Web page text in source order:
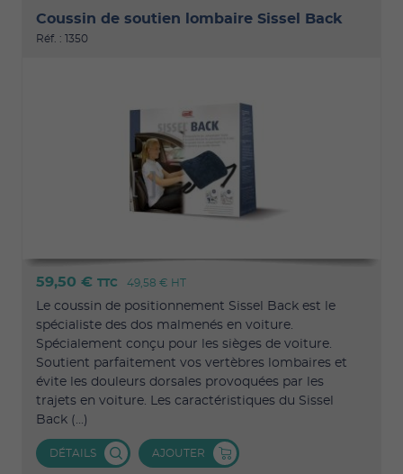
Coussin de soutien lombaire Sissel Back
Réf. : 1350
59,50 € TTC 49,58 € HT
Le coussin de positionnement Sissel Back est le
spécialiste des dos malmenés en voiture.
Spécialement conçu pour les sièges de voiture.
Soutient parfaitement vos vertèbres lombaires et
évite les douleurs dorsales provoquées par les
trajets en voiture. Les caractéristiques du Sissel
Back (...)
DÉTAILS AJOUTER